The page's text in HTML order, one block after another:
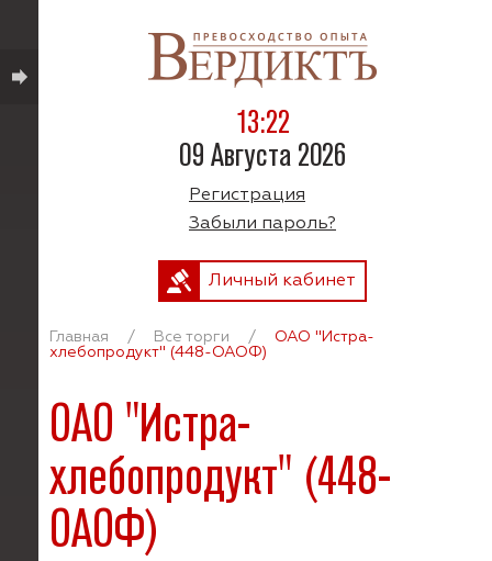
13:22
09 Августа 2026
Регистрация
Забыли пароль?
Личный кабинет
Главная / Все торги /
ОАО "Истра-
хлебопродукт" (448-ОАОФ)
ОАО "Истра-
хлебопродукт" (448-
ОАОФ)